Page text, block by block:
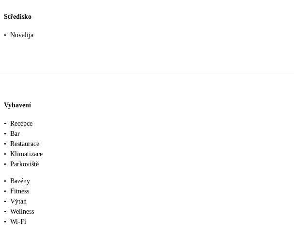
Středisko
• Novalija
Vybavení
• Recepce
• Bar
• Restaurace
• Klimatizace
• Parkoviště
• Bazény
• Fitness
• Výtah
• Wellness
• Wi-Fi